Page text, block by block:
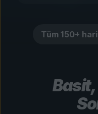
Tüm 150+
Basit,